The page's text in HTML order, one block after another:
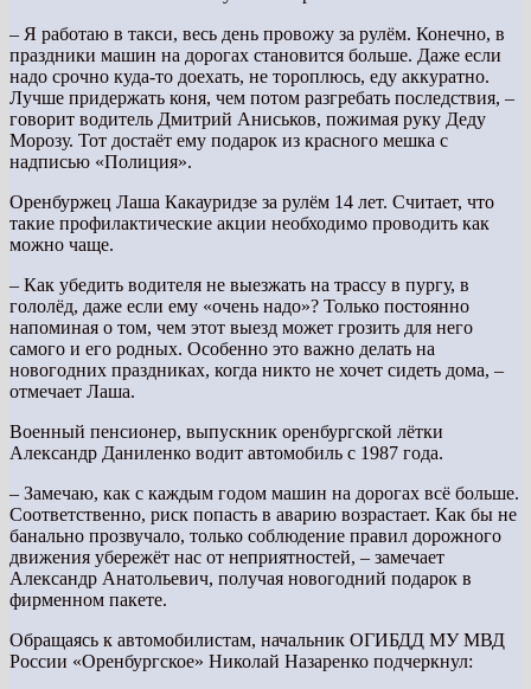
– Я работаю в такси, весь день провожу за рулём. Конечно, в
праздники машин на дорогах становится больше. Даже если
надо срочно куда-то доехать, не тороплюсь, еду аккуратно.
Лучше придержать коня, чем потом разгребать последствия, –
говорит водитель Дмитрий Аниськов, пожимая руку Деду
Морозу. Тот достаёт ему подарок из красного мешка с
надписью «Полиция».
Оренбуржец Лаша Какауридзе за рулём 14 лет. Считает, что
такие профилактические акции необходимо проводить как
можно чаще.
– Как убедить водителя не выезжать на трассу в пургу, в
гололёд, даже если ему «очень надо»? Только постоянно
напоминая о том, чем этот выезд может грозить для него
самого и его родных. Особенно это важно делать на
новогодних праздниках, когда никто не хочет сидеть дома, –
отмечает Лаша.
Военный пенсионер, выпускник оренбургской лётки
Александр Даниленко водит автомобиль с 1987 года.
– Замечаю, как с каждым годом машин на дорогах всё больше.
Соответственно, риск попасть в аварию возрастает. Как бы не
банально прозвучало, только соблюдение правил дорожного
движения убережёт нас от неприятностей, – замечает
Александр Анатольевич, получая новогодний подарок в
фирменном пакете.
Обращаясь к автомобилистам, начальник ОГИБДД МУ МВД
России «Оренбургское» Николай Назаренко подчеркнул: